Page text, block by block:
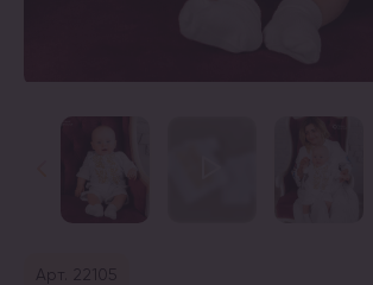
Арт. 22105